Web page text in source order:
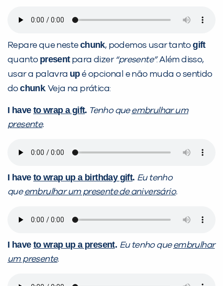
Repare que nestechunk, podemos usar tantogift
quanto presentpara dizer“presente”. Além disso,
usar a palavra upé opcional e não muda o sentido
dochunk. Veja na prática:
I have to wrap a gift. Tenho queembrulhar um
presente.
I have to wrap up a birthday gift. Eu tenho
queembrulhar um presente de aniversário.
I have to wrap up a present. Eu tenho queembrulhar
um presente.